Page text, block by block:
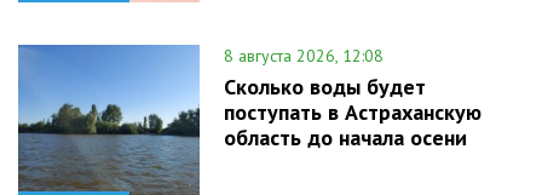
8 августа 2026, 12:08
Сколько воды будет
поступать в Астраханскую
область до начала осени